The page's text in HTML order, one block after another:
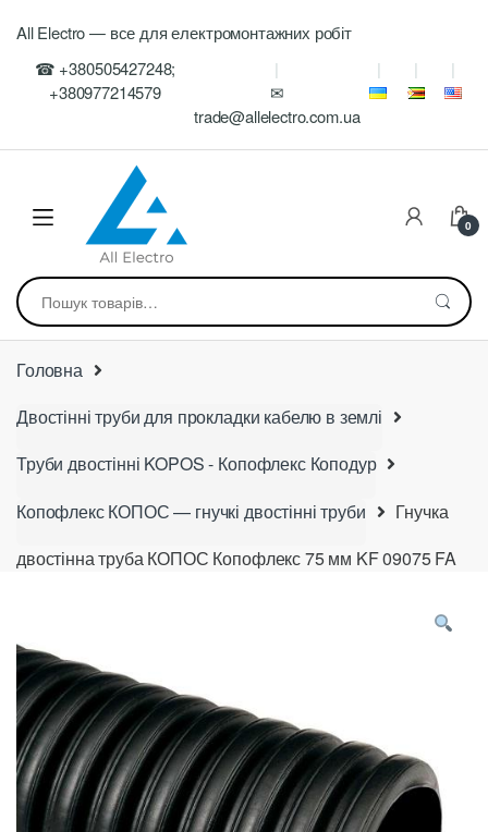
navigation
content
All Electro — все для електромонтажних робіт
☎ +380505427248;
+380977214579
✉
trade@allelectro.com.ua
0
Шукати:
Головна
Двостінні труби для прокладки кабелю в землі
Труби двостінні KOPOS - Копофлекс Коподур
Копофлекс КОПОС — гнучкі двостінні труби
Гнучка
двостінна труба КОПОС Копофлекс 75 мм KF 09075 FA